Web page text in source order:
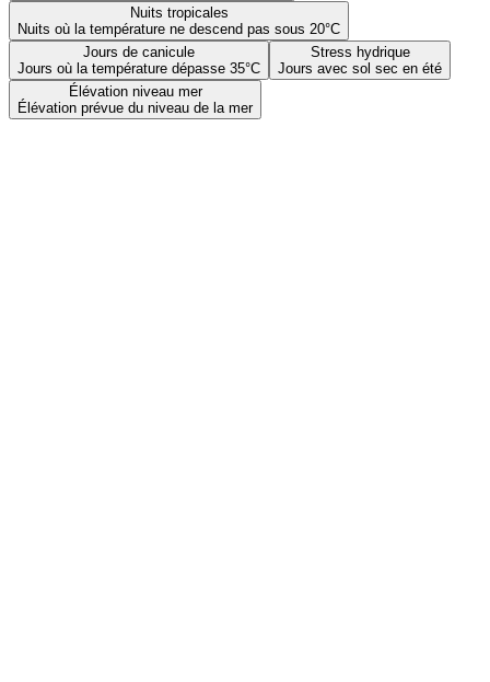
Nuits tropicales
Nuits où la température ne descend pas sous 20°C
Jours de canicule
Jours où la température dépasse 35°C
Stress hydrique
Jours avec sol sec en été
Élévation niveau mer
Élévation prévue du niveau de la mer